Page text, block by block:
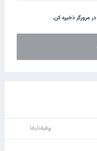
مرورگر ذخیره کن.
پرطرفدارها